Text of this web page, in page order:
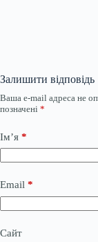
Залишити відповідь
Ваша e-mail адреса не
позначені *
Ім’я *
Email *
Сайт